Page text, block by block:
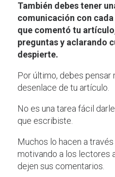
También debes tener
comunicación con
que comentó tu
preguntas y aclarando
despierte.
Por último, debes pensar
desenlace de tu artículo.
No es una tarea fácil
que escribiste.
Muchos lo hacen a
motivando a los lectores
dejen sus comentarios.